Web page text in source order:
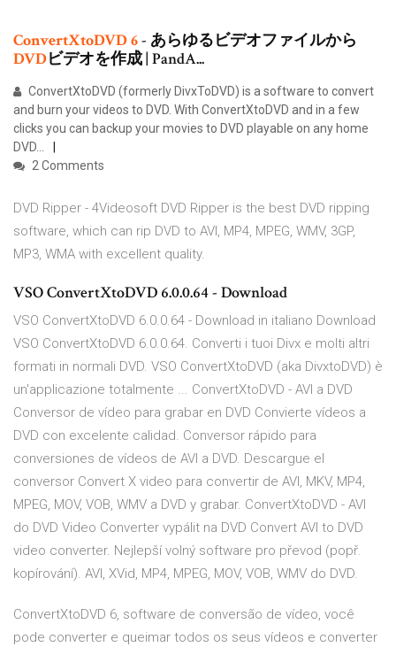
ConvertXtoDVD 6- あらゆるビデオファイルから
DVDビデオを作成 | PandA...
ConvertXtoDVD (formerly DivxToDVD) is a software to convert
and burn your videos to DVD. With ConvertXtoDVD and in a few
clicks you can backup your movies to DVD playable on any home
DVD...
2 Comments
DVD Ripper - 4Videosoft DVD Ripper is the best DVD ripping
software, which can rip DVD to AVI, MP4, MPEG, WMV, 3GP,
MP3, WMA with excellent quality.
VSO ConvertXtoDVD 6.0.0.64 - Download
VSO ConvertXtoDVD 6.0.0.64 - Download in italiano Download
VSO ConvertXtoDVD 6.0.0.64. Converti i tuoi Divx e molti altri
formati in normali DVD. VSO ConvertXtoDVD (aka DivxtoDVD) è
un'applicazione totalmente ... ConvertXtoDVD - AVI a DVD
Conversor de vídeo para grabar en DVD Convierte vídeos a
DVD con excelente calidad. Conversor rápido para
conversiones de vídeos de AVI a DVD. Descargue el
conversor Convert X video para convertir de AVI, MKV, MP4,
MPEG, MOV, VOB, WMV a DVD y grabar. ConvertXtoDVD - AVI
do DVD Video Converter vypálit na DVD Convert AVI to DVD
video converter. Nejlepší volný software pro převod (popř.
kopírování). AVI, XVid, MP4, MPEG, MOV, VOB, WMV do DVD.
ConvertXtoDVD 6, software de conversão de vídeo, você
pode converter e queimar todos os seus vídeos e converter